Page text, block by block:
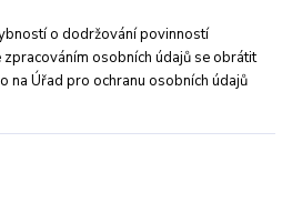
o dodržování povinností
zpracováním osobních údajů se obrátit
na Úřad pro ochranu osobních údajů